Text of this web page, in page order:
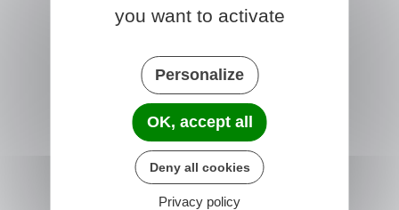
NONVILLE
Place de la Mairie
77140 nonville
France
01 64 29 01 34
you want to activate
Personalize
OK, accept all
Deny all cookies
Privacy policy